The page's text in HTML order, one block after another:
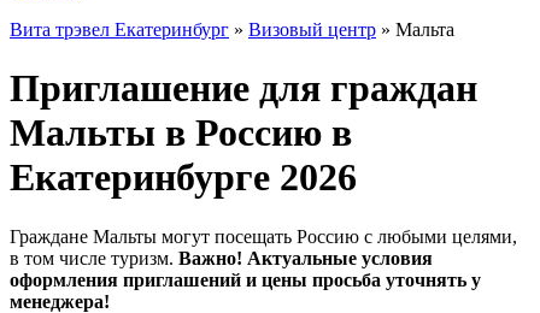
Вита трэвел Екатеринбург » Визовый центр » Мальта
Приглашение для граждан
Мальты в Россию в
Екатеринбурге 2026
Граждане Мальты могут посещать Россию с любыми целями,
в том числе туризм. Важно! Актуальные условия
оформления приглашений и цены просьба уточнять у
менеджера!